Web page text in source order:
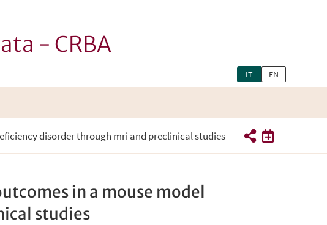
- CRBA
IT EN
disorder through mri and preclinical studies
in a mouse model
studies